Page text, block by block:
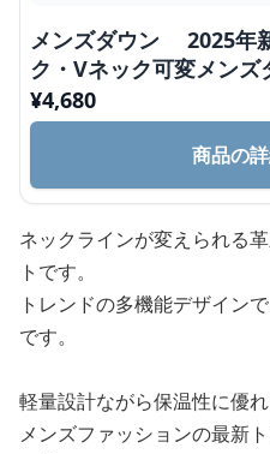
メンズダウン 2025年
ク・Vネック可変メンズ
¥4,680
商品の
ネックラインが変えられる
トです。
トレンドの多機能デザイン
です。
軽量設計ながら保温性に優
メンズファッションの最新